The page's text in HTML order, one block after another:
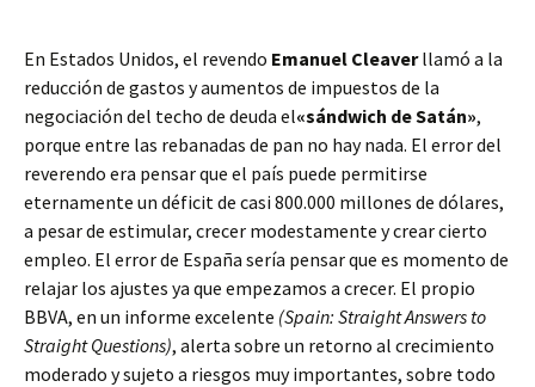
En Estados Unidos, el revendo Emanuel Cleaverllamó a la
reducción de gastos y aumentos de impuestos de la
negociación del techo de deuda el«sándwich de Satán»,
porque entre las rebanadas de pan no hay nada. El error del
reverendo era pensar que el país puede permitirse
eternamente un déficit de casi 800.000 millones de dólares,
a pesar de estimular, crecer modestamente y crear cierto
empleo. El error de España sería pensar que es momento de
relajar los ajustes ya que empezamos a crecer. El propio
BBVA, en un informe excelente (Spain: Straight Answers to
Straight Questions), alerta sobre un retorno al crecimiento
moderado y sujeto a riesgos muy importantes, sobre todo